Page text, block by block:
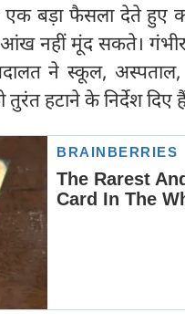
बड़ा फैसला देते हुए
नहीं मूंद सकते।
अदालत ने स्कूल,
हटाने के निर्देश दिए